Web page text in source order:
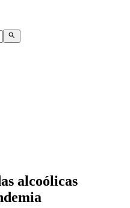
alcoólicas